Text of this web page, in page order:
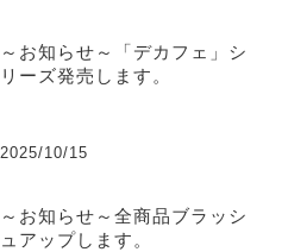
～お知らせ～「デカフェ」シ
リーズ発売します。
2025/10/15
～お知らせ～全商品ブラッシ
ュアップします。